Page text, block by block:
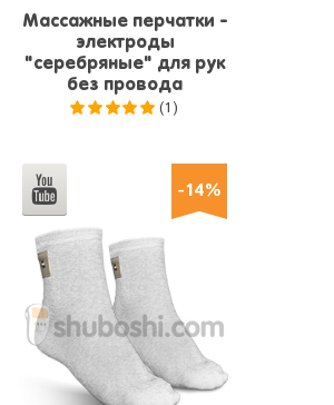
Массажные перчатки -
электроды
"серебряные" для рук
без провода
(1)
-14%